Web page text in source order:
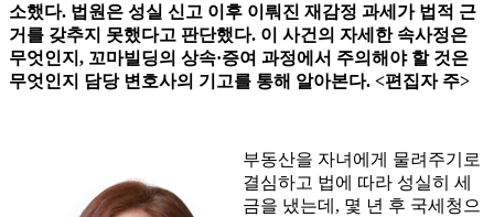
소했다. 법원은 성실 신고 이후 이뤄진 재감정 과세가 법적 근
거를 갖추지 못했다고 판단했다. 이 사건의 자세한 속사정은
무엇인지, 꼬마빌딩의 상속·증여 과정에서 주의해야 할 것은
무엇인지 담당 변호사의 기고를 통해 알아본다. <편집자 주>
부동산을 자녀에게 물려주기로
결심하고 법에 따라 성실히 세
금을 냈는데, 몇 년 후 국세청으